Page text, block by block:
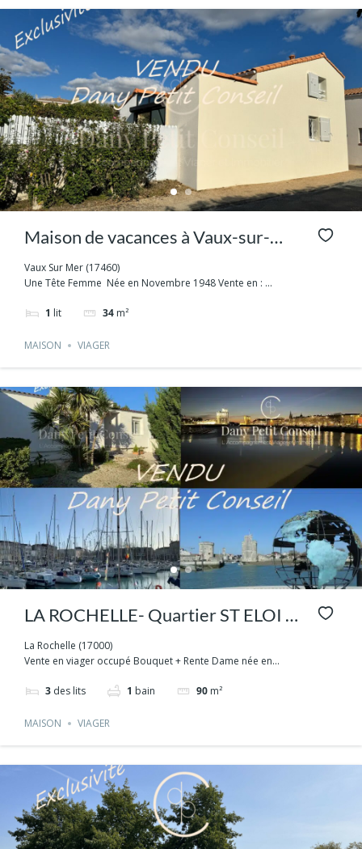
Maison de vacances à Vaux-sur-
Mer – à 450m plage – Capital
unique sans Rente
Vaux Sur Mer (17460)
Une Tête Femme Née en Novembre 1948 Vente en : ...
1 lit 34 m²
MAISON VIAGER
LA ROCHELLE- Quartier ST ELOI –
Maison en viager occupé -15 min à
pied du marché
La Rochelle (17000)
Vente en viager occupé Bouquet + Rente Dame née en...
3 des lits 1 bain 90 m²
MAISON VIAGER